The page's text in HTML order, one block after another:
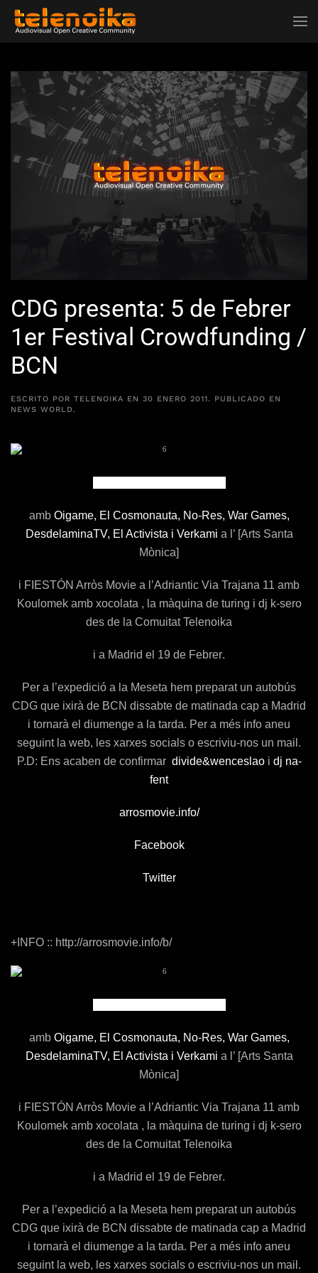
Ir al contenido principal
CDG presenta: 5 de Febrer
1er Festival Crowdfunding /
BCN
ESCRITO POR TELENOIKA EN 30 ENERO 2011. PUBLICADO EN
NEWS WORLD.
ambOigame, El Cosmonauta, No-Res, War Games,
DesdelaminaTV, El Activista i Verkami a l’ [Arts Santa
Mònica]
i FIESTÓN Arròs Movie a l’Adriantic Via Trajana 11 amb
Koulomek amb xocolata , la màquina de turing i dj k-sero
des de la Comuitat Telenoika
i a Madrid el 19 de Febrer.
Per a l’expedició a la Meseta hem preparat un autobús
CDG que ixirà de BCN dissabte de matinada cap a Madrid
i tornarà el diumenge a la tarda. Per a més info aneu
seguint la web, les xarxes socials o escriviu-nos un mail .
P.D: Ens acaben de confirmar divide&wenceslaoi dj na-
fent
arrosmovie.info/
Facebook
Twitter
+INFO :: http://arrosmovie.info/b/
ambOigame, El Cosmonauta, No-Res, War Games,
DesdelaminaTV, El Activista i Verkami a l’ [Arts Santa
Mònica]
i FIESTÓN Arròs Movie a l’Adriantic Via Trajana 11 amb
Koulomek amb xocolata , la màquina de turing i dj k-sero
des de la Comuitat Telenoika
i a Madrid el 19 de Febrer.
Per a l’expedició a la Meseta hem preparat un autobús
CDG que ixirà de BCN dissabte de matinada cap a Madrid
i tornarà el diumenge a la tarda. Per a més info aneu
seguint la web, les xarxes socials o escriviu-nos un mail .